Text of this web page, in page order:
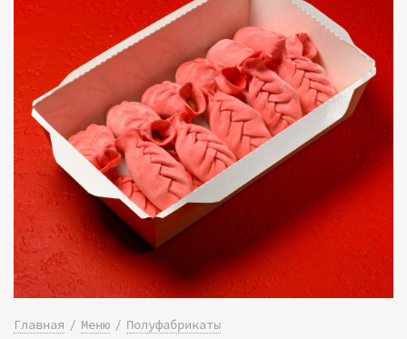
Главная Меню Полуфабрикаты